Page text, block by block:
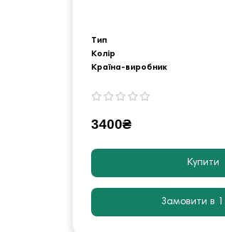
Тип
Колір
Країна-виробник
3400₴
Купити
Замовити в 1